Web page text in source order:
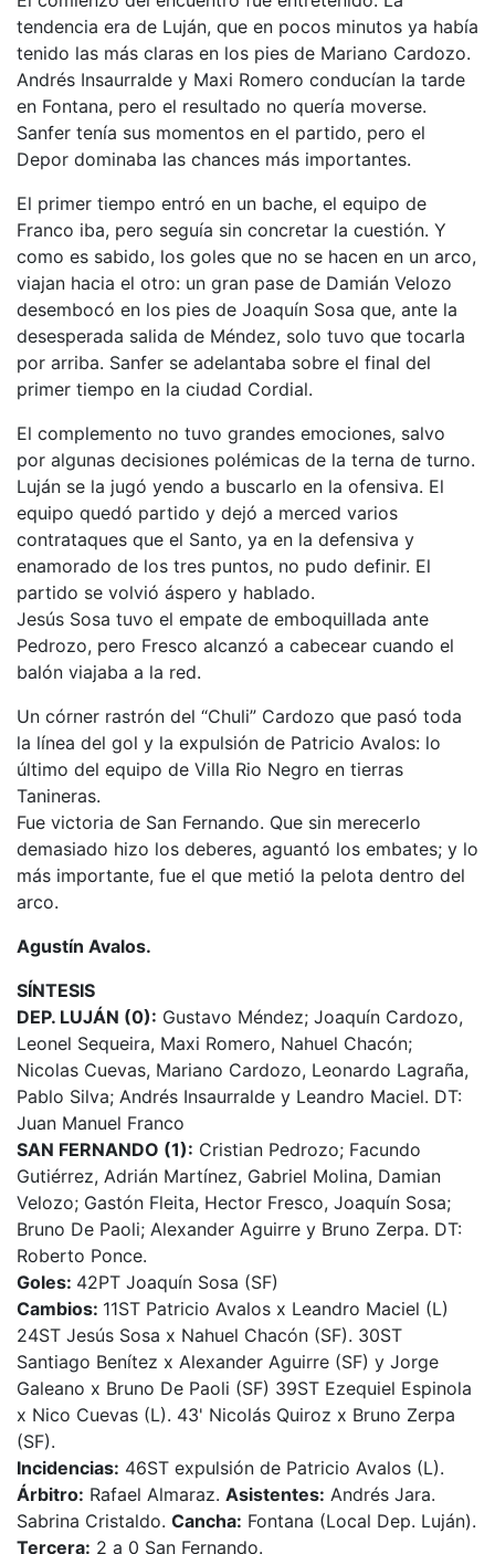
tendencia era de Luján, que en pocos minutos ya había
tenido las más claras en los pies de Mariano Cardozo.
Andrés Insaurralde y Maxi Romero conducían la tarde
en Fontana, pero el resultado no quería moverse.
Sanfer tenía sus momentos en el partido, pero el
Depor dominaba las chances más importantes.
El primer tiempo entró en un bache, el equipo de
Franco iba, pero seguía sin concretar la cuestión. Y
como es sabido, los goles que no se hacen en un arco,
viajan hacia el otro: un gran pase de Damián Velozo
desembocó en los pies de Joaquín Sosa que, ante la
desesperada salida de Méndez, solo tuvo que tocarla
por arriba. Sanfer se adelantaba sobre el final del
primer tiempo en la ciudad Cordial.
El complemento no tuvo grandes emociones, salvo
por algunas decisiones polémicas de la terna de turno.
Luján se la jugó yendo a buscarlo en la ofensiva. El
equipo quedó partido y dejó a merced varios
contrataques que el Santo, ya en la defensiva y
enamorado de los tres puntos, no pudo definir. El
partido se volvió áspero y hablado.
Jesús Sosa tuvo el empate de emboquillada ante
Pedrozo, pero Fresco alcanzó a cabecear cuando el
balón viajaba a la red.
Un córner rastrón del “Chuli” Cardozo que pasó toda
la línea del gol y la expulsión de Patricio Avalos: lo
último del equipo de Villa Rio Negro en tierras
Tanineras.
Fue victoria de San Fernando. Que sin merecerlo
demasiado hizo los deberes, aguantó los embates; y lo
más importante, fue el que metió la pelota dentro del
arco.
Agustín Avalos.
SÍNTESIS
DEP. LUJÁN (0): Gustavo Méndez; Joaquín Cardozo,
Leonel Sequeira, Maxi Romero, Nahuel Chacón;
Nicolas Cuevas, Mariano Cardozo, Leonardo Lagraña,
Pablo Silva; Andrés Insaurralde y Leandro Maciel. DT:
Juan Manuel Franco
SAN FERNANDO (1): Cristian Pedrozo; Facundo
Gutiérrez, Adrián Martínez, Gabriel Molina, Damian
Velozo; Gastón Fleita, Hector Fresco, Joaquín Sosa;
Bruno De Paoli; Alexander Aguirre y Bruno Zerpa. DT:
Roberto Ponce.
Goles: 42PT Joaquín Sosa (SF)
Cambios: 11ST Patricio Avalos x Leandro Maciel (L)
24ST Jesús Sosa x Nahuel Chacón (SF). 30ST
Santiago Benítez x Alexander Aguirre (SF) y Jorge
Galeano x Bruno De Paoli (SF) 39ST Ezequiel Espinola
x Nico Cuevas (L). 43' Nicolás Quiroz x Bruno Zerpa
(SF).
Incidencias: 46ST expulsión de Patricio Avalos (L).
Árbitro: Rafael Almaraz. Asistentes: Andrés Jara.
Sabrina Cristaldo. Cancha: Fontana (Local Dep. Luján).
Tercera: 2 a 0 San Fernando.